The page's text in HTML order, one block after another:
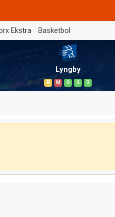
Ekstra Basketbol
Lyngby
B M G G G